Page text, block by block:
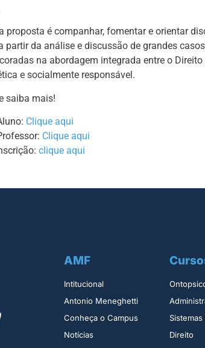
proposta é companhar, fomentar e orientar
partir da análise e discussão de grandes
na abordagem integrada entre o
e socialmente responsável.
saiba mais!
Clique aqui
Clique aqui
clique aqui
AMF
Intitucional
Antonio Meneghetti
Conheça o Campus
Notícias
Direito​